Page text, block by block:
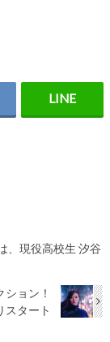
現役高校生 汐谷
ョン！
スタート